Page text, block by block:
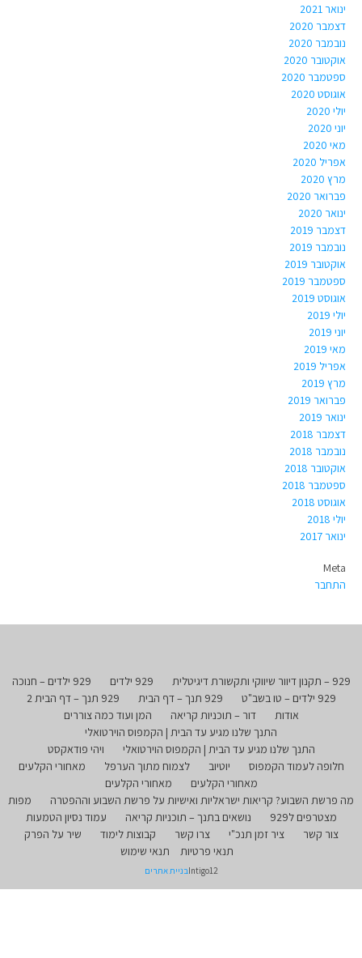
ינואר 2021
דצמבר 2020
נובמבר 2020
אוקטובר 2020
ספטמבר 2020
אוגוסט 2020
יולי 2020
יוני 2020
מאי 2020
אפריל 2020
מרץ 2020
פברואר 2020
ינואר 2020
דצמבר 2019
נובמבר 2019
אוקטובר 2019
ספטמבר 2019
אוגוסט 2019
יולי 2019
יוני 2019
מאי 2019
אפריל 2019
מרץ 2019
פברואר 2019
ינואר 2019
דצמבר 2018
נובמבר 2018
אוקטובר 2018
ספטמבר 2018
אוגוסט 2018
יולי 2018
ינואר 2017
Meta
התחבר
929 – תקנון דיוור שיווקי ותקשורת דיגיטלית 929 ילדים
929 ילדים – חנוכה
929 ילדים – טו בשב"ט
929 תנך – דף הבית
929 תנך – דף הבית 2
אודות
דור – תוכניות קריאה
המן ועוד כמה צוררים
התנך שלנו מגיע עד הבית | הקמפוס הוירטואלי
התנך שלנו מגיע עד הבית | הקמפוס הוירטואלי
ויהי פודאקסט
חלופה לעמוד הקמפוס
יוטיוב לצמוח מתוך הערפל
מאחורי הקלעים
מאחורי הקלעים
מאחורי הקלעים
מה פרשת השבוע? קריאות ישראליות ואישיות על פרשת השבוע וההפטרה
מפות
מצטרפים ל929
נושאים בתנך – תוכניות קריאה
עמוד נסיון הטמעות
צור קשר
ציר זמן תנכ"י צרו קשר קבוצות לימוד
שיר על הפרק
תנאי פרטיות
תנאי שימוש
Intigo12בניית אתרים